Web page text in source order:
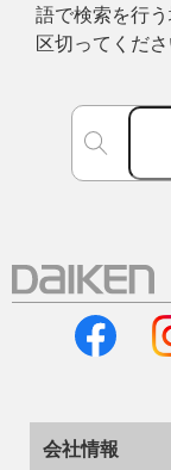
語で検索を行
区切ってくださ
会社情報